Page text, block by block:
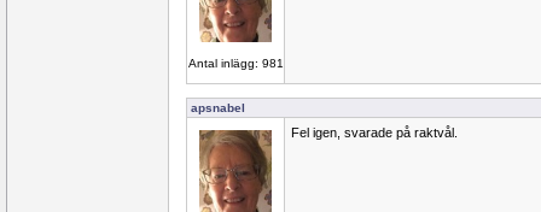
Antal inlägg: 981
apsnabel
Fel igen, svarade på raktvål.